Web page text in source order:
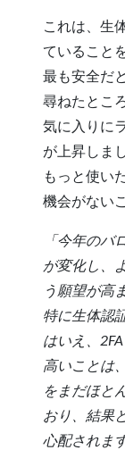
これは、生
ていること
最も安全だ
尋ねたとこ
気に入りに
が上昇しま
もっと使い
機会がない
「今年の
が変化し、
う願望が高
特に生体認
はいえ、
高いことは
をまだほと
おり、結果
心配されま